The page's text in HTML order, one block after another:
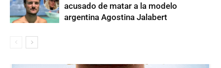
acusado de matar a la modelo
argentina Agostina Jalabert